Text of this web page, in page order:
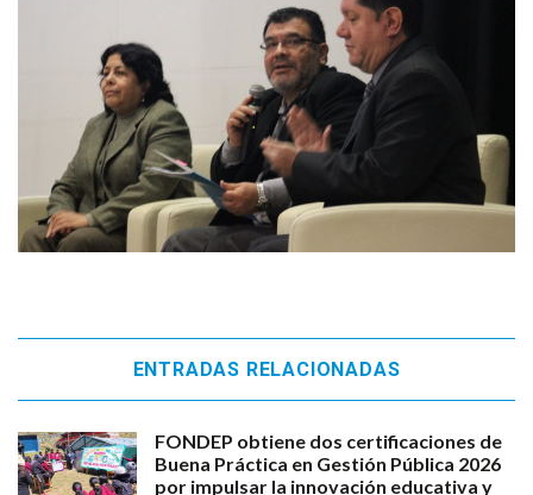
ENTRADAS RELACIONADAS
FONDEP obtiene dos certificaciones de
Buena Práctica en Gestión Pública 2026
por impulsar la innovación educativa y